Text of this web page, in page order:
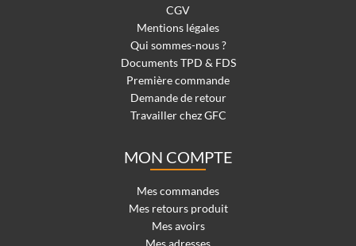
CGV
Mentions légales
Qui sommes-nous ?
Documents TPD & FDS
Première commande
Demande de retour
Travailler chez GFC
MON COMPTE
Mes commandes
Mes retours produit
Mes avoirs
Mes adresses